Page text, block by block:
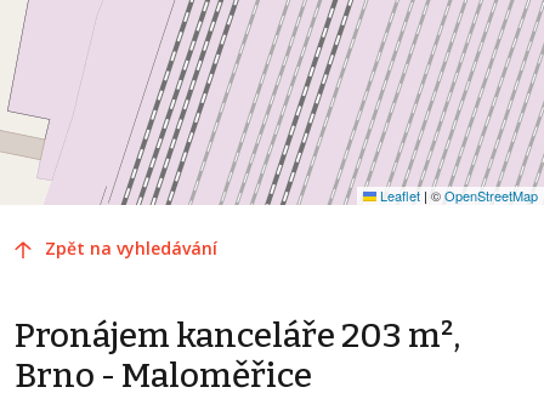
Leaflet | ©OpenStreetMap
Zpět na vyhledávání
Pronájem kanceláře 203 m²,
Brno - Maloměřice